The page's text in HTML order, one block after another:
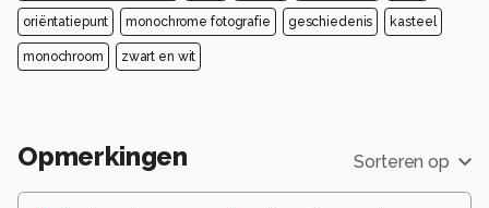
oriëntatiepunt monochrome fotografie geschiedenis kasteel
monochroom zwart en wit
Opmerkingen Sorteren op